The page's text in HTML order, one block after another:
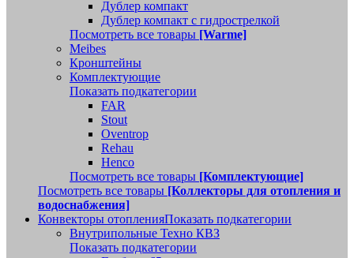
Дублер компакт
Дублер компакт с гидрострелкой
Посмотреть все товары [Warme]
Meibes
Кронштейны
Комплектующие
Показать подкатегории
FAR
Stout
Oventrop
Rehau
Henco
Посмотреть все товары [Комплектующие]
Посмотреть все товары [Коллекторы для отопления и
водоснабжения]
Конвекторы отопленияПоказать подкатегории
Внутрипольные Техно КВЗ
Показать подкатегории